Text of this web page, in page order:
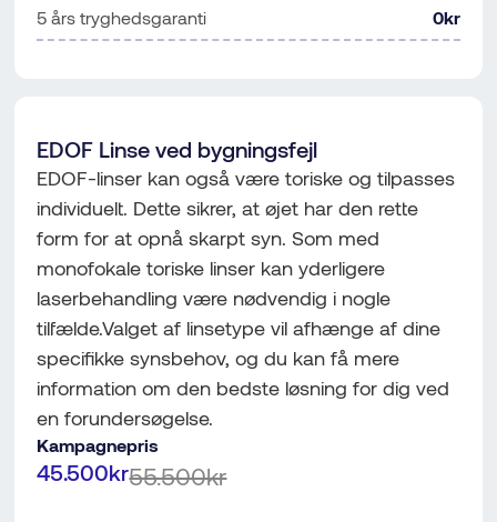
5 års tryghedsgaranti 0kr
EDOF Linse ved bygningsfejl
EDOF-linser kan også være toriske og tilpasses
individuelt. Dette sikrer, at øjet har den rette
form for at opnå skarpt syn. Som med
monofokale toriske linser kan yderligere
laserbehandling være nødvendig i nogle
tilfælde.Valget af linsetype vil afhænge af dine
specifikke synsbehov, og du kan få mere
information om den bedste løsning for dig ved
en forundersøgelse.
Kampagnepris
45.500kr55.500kr